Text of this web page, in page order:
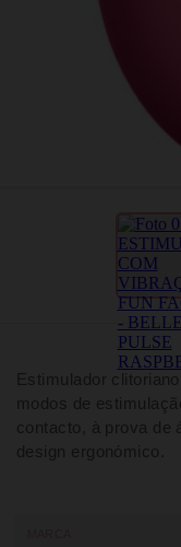
Estimulador
modos de
contacto, à prova de
design ergonómico.